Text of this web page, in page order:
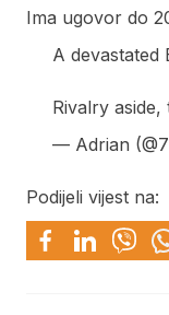
Ima ugovor do
A devastated
Rivalry
— Adrian
Podijeli vijest na: